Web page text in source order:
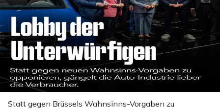
Statt gegen Brüssels Wahnsinns-Vorgaben zu